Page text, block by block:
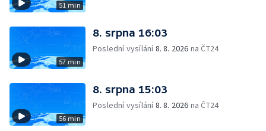
51 min
57 min
8. srpna 16:03
Poslední vysílání8. 8. 2026 na ČT24
56 min
8. srpna 15:03
Poslední vysílání8. 8. 2026 na ČT24